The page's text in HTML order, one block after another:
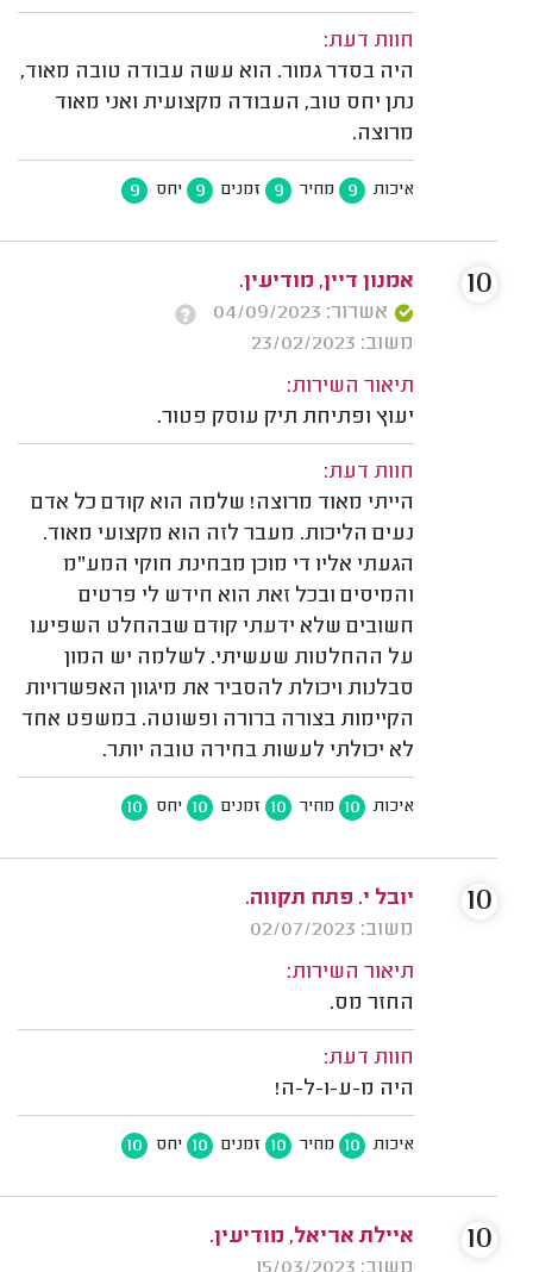
חוות דעת:
היה בסדר גמור. הוא עשה עבודה טובה מאוד,
נתן יחס טוב, העבודה מקצועית ואני מאוד
מרוצה.
איכות 9 מחיר 9 זמנים 9 יחס 9
אמנון דיין, מודיעין.
אשרור: 04/09/2023
משוב: 23/02/2023
תיאור השירות:
יעוץ ופתיחת תיק עוסק פטור.
חוות דעת:
הייתי מאוד מרוצה! שלמה הוא קודם כל אדם
נעים הליכות. מעבר לזה הוא מקצועי מאוד.
הגעתי אליו די מוכן מבחינת חוקי המע"מ
והמיסים ובכל זאת הוא חידש לי פרטים
חשובים שלא ידעתי קודם שבהחלט השפיעו
על ההחלטות שעשיתי. לשלמה יש המון
סבלנות ויכולת להסביר את מיגוון האפשרויות
הקיימות בצורה ברורה ופשוטה. במשפט אחד
לא יכולתי לעשות בחירה טובה יותר.
איכות 10 מחיר 10 זמנים 10 יחס 10
10
יובל י. פתח תקווה.
משוב: 02/07/2023
תיאור השירות:
החזר מס.
חוות דעת:
היה מ-ע-ו-ל-ה!
איכות 10 מחיר 10 זמנים 10 יחס 10
10
איילת אריאל, מודיעין.
10